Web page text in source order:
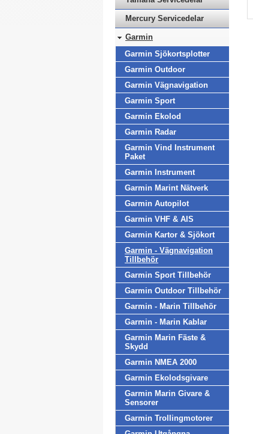
Mercury Servicedelar
Garmin
Garmin Sjökortsplotter
Garmin Outdoor
Garmin Vägnavigation
Garmin Sport
Garmin Ekolod
Garmin Radar
Garmin Vind Instrument
Paket
Garmin Instrument
Garmin Marint Nätverk
Garmin Autopilot
Garmin VHF & AIS
Garmin Kartor & Sjökort
Garmin - Vägnavigation
Tillbehör
Garmin Sport Tillbehör
Garmin Outdoor Tillbehör
Garmin - Marin Tillbehör
Garmin - Marin Kablar
Garmin Marin Fäste &
Skydd
Garmin NMEA 2000
Garmin Ekolodsgivare
Garmin Marin Givare &
Sensorer
Garmin Trollingmotorer